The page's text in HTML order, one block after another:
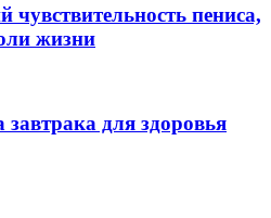
пениса,
жизни
для здоровья